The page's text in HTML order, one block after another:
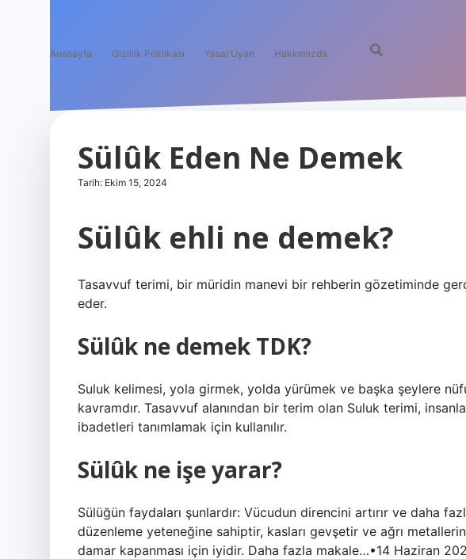
Anasayfa Gizlilik Politikası Yasal Uyarı Hakkımızda
Sülûk Eden Ne Demek
Tarih: Ekim 15, 2024
Sülûk ehli ne demek?
Tasavvuf terimi, bir müridin manevi bir rehberin gözetiminde
eder.
Sülûk ne demek TDK?
Suluk kelimesi, yola girmek, yolda yürümek ve başka şeylere
kavramdır. Tasavvuf alanından bir terim olan Suluk terimi,
ibadetleri tanımlamak için kullanılır.
Sülûk ne işe yarar?
Sülüğün faydaları şunlardır: Vücudun direncini artırır ve daha
düzenleme yeteneğine sahiptir, kasları gevşetir ve ağrı
damar kapanması için iyidir. Daha fazla makale…•14 Haziran